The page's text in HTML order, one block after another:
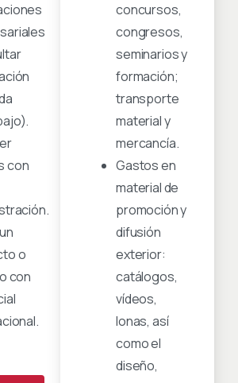
con
o
con
concursos,
congresos,
seminarios y
formación;
transporte
material y
mercancía.
Gastos en
material de
promoción y
difusión
exterior:
catálogos,
vídeos,
lonas, así
como el
diseño,